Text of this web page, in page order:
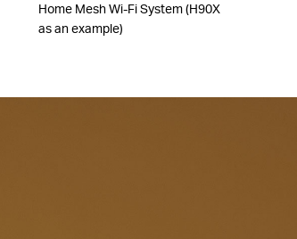
Home Mesh Wi-Fi System (H90X
as an example)